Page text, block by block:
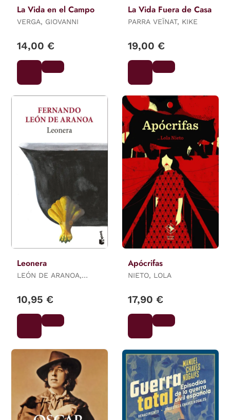
La Vida en el Campo
VERGA, GIOVANNI
14,00 €
La Vida Fuera de Casa
PARRA VEÏNAT, KIKE
19,00 €
Leonera
LEÓN DE ARANOA,
10,95 €
Apócrifas
NIETO, LOLA
17,90 €